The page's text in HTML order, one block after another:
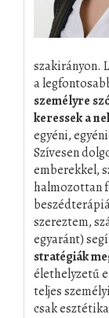
szakirányon.
a
személyre
keressek a
egyéni,
Szívesen
emberekkel,
halmozottan
szereztem,
egyaránt)
stratégiák
élethelyzetű
teljes
csak